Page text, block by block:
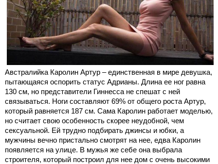
Австралийка Каролин Артур – единственная в мире девушка,
пытающаяся оспорить статус Адрианы. Длина ее ног равна
130 см, но представители Гиннесса не спешат с ней
связываться. Ноги составляют 69% от общего роста Артур,
который равняется 187 см. Сама Каролин работает моделью,
но считает свою особенность скорее неудобной, чем
сексуальной. Ей трудно подбирать джинсы и юбки, а
мужчины вечно пристально смотрят на нее, едва Каролин
появляется на улице. В мужья же себе она выбрала
строителя, который построил для нее дом с очень высокими